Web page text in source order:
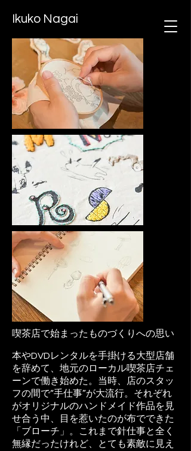
Ikuko Nagai
喫茶店で始まったものづくりへの思い
本やDVDレンタルを手掛ける大型店舗
を辞めて、地元のローカル喫茶店チェ
ーンで働き始めた。当時、店のスタッ
フの間で“手仕事”が大流行。それぞれ
がオリジナルのハンドメイド作品を見
せ合う中、目を惹いたのが布でできた
「ブローチ」。これまで針仕事と全く
無縁だったけれど、とても素敵に見え